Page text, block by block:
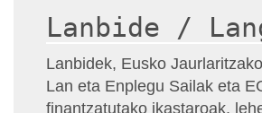
Lanbide /
Lanbidek, Eusko
Lan eta Enplegu Sailak eta
finantzatutako ikastaroak,